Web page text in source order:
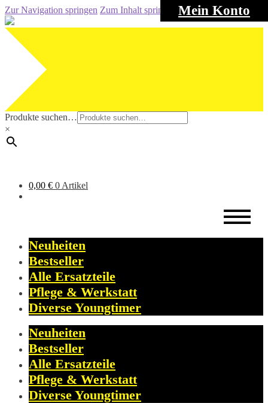
Mein Konto
Zur Navigation springen Zum Inhalt springen
Produkte suchen…
×
0,00 € 0 Artikel
Neuheiten
Bestseller
Alle Ersatzteile
Pflege & Werkstatt
Diverse Youngtimer
Neuheiten
Bestseller
Alle Ersatzteile
Pflege & Werkstatt
Diverse Youngtimer